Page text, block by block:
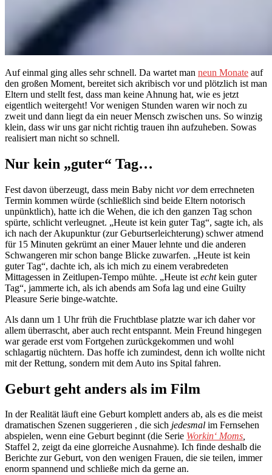
Auf einmal ging alles sehr schnell. Da wartet man neun Monate auf
den großen Moment, bereitet sich akribisch vor und plötzlich ist man
Eltern und stellt fest, dass man keine Ahnung hat, wie es jetzt
eigentlich weitergeht! Vor wenigen Stunden waren wir noch zu
zweit und dann liegt da ein neuer Mensch zwischen uns. So winzig
klein, dass wir uns gar nicht richtig trauen ihn aufzuheben. Sowas
realisiert man nicht so schnell.
Nur kein „guter“ Tag…
Fest davon überzeugt, dass mein Baby nicht vordem errechneten
Termin kommen würde (schließlich sind beide Eltern notorisch
unpünktlich), hatte ich die Wehen, die ich den ganzen Tag schon
spürte, schlicht verleugnet. „Heute ist kein guter Tag“, sagte ich, als
ich nach der Akupunktur (zur Geburtserleichterung) schwer atmend
für 15 Minuten gekrümt an einer Mauer lehnte und die anderen
Schwangeren mir schon bange Blicke zuwarfen. „Heute ist kein
guter Tag“, dachte ich, als ich mich zu einem verabredeten
Mittagessen in Zeitlupen-Tempo mühte. „Heute ist echtkein guter
Tag“, jammerte ich, als ich abends am Sofa lag und eine Guilty
Pleasure Serie binge-watchte.
Als dann um 1 Uhr früh die Fruchtblase platzte war ich daher vor
allem überrascht, aber auch recht entspannt. Mein Freund hingegen
war gerade erst vom Fortgehen zurückgekommen und wohl
schlagartig nüchtern. Das hoffe ich zumindest, denn ich wollte nicht
mit der Rettung, sondern mit dem Auto ins Spital fahren.
Geburt geht anders als im Film
In der Realität läuft eine Geburt komplett anders ab, als es die meist
dramatischen Szenen suggerieren , die sich jedesmal im Fernsehen
abspielen, wenn eine Geburt beginnt (die Serie Workin‘ Moms,
Staffel 2, zeigt da eine glorreiche Ausnahme). Ich finde deshalb die
Berichte zur Geburt, von den wenigen Frauen, die sie teilen, immer
enorm spannend und schließe mich da gerne an.